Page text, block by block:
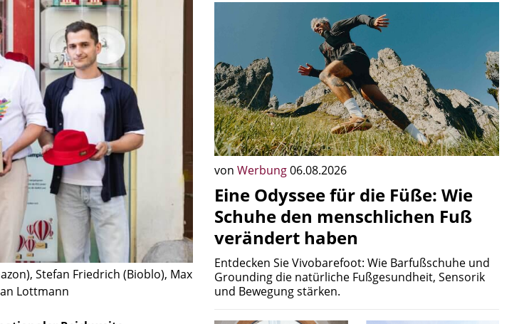
Stefan Friedrich (Bioblo), Max
Lottmann
von Werbung06.08.2026
Eine Odyssee für die Füße: Wie
Schuhe den menschlichen Fuß
verändert haben
Entdecken Sie Vivobarefoot: Wie Barfußschuhe und
Grounding die natürliche Fußgesundheit, Sensorik
und Bewegung stärken.